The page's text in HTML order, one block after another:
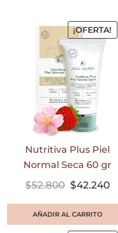
¡OFERTA!
Nutritiva Plus Piel
Normal Seca 60 gr
$52.800 $42.240
AÑADIR AL CARRITO